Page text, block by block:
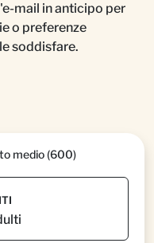
mail in anticipo per
o preferenze
soddisfare.
medio (600)